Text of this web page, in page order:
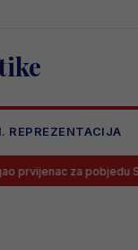
REPREZENTACIJA
za pobjedu